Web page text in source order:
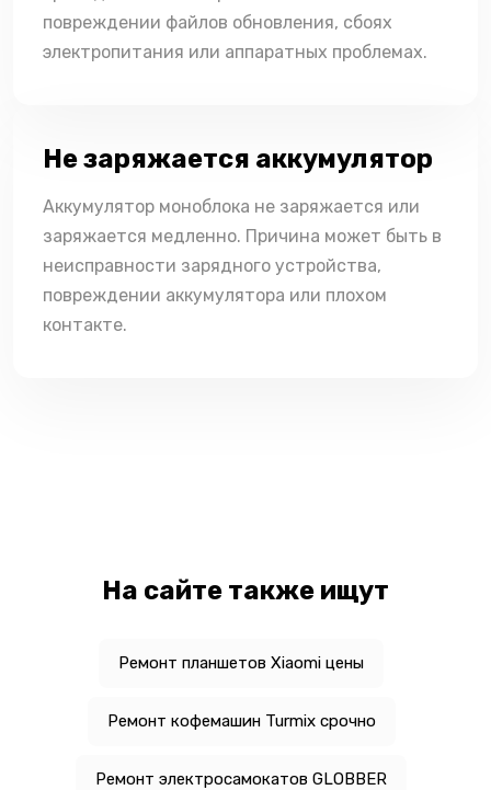
повреждении файлов обновления, сбоях
электропитания или аппаратных проблемах.
Не заряжается аккумулятор
Аккумулятор моноблока не заряжается или
заряжается медленно. Причина может быть в
неисправности зарядного устройства,
повреждении аккумулятора или плохом
контакте.
На сайте также ищут
Ремонт планшетов Xiaomi цены
Ремонт кофемашин Turmix срочно
Ремонт электросамокатов GLOBBER